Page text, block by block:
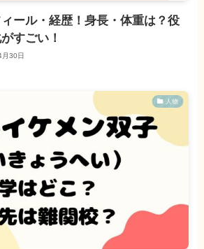
ール・経歴！身長・体重は？役
すごい！
30日
人物